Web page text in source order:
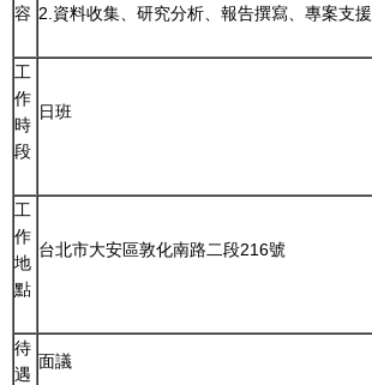
容 2.資料收集、研究分析、報告撰寫、專案支援
工
作
時
段
日班
工
作
地
點
台北市大安區敦化南路二段216號
待
遇
面議